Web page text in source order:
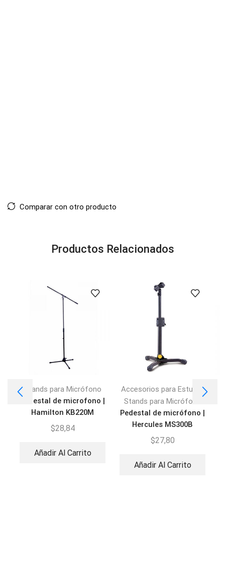
Comparar con otro producto
Productos Relacionados
Stands para Micrófono
Pedestal de microfono |
Hamilton KB220M
MS220BK
$28,84
Añadir Al Carrito
Accesorios para Estudio,
Stands para Micrófono
Pedestal de micrófono |
Hercules MS300B
$27,80
Añadir Al Carrito